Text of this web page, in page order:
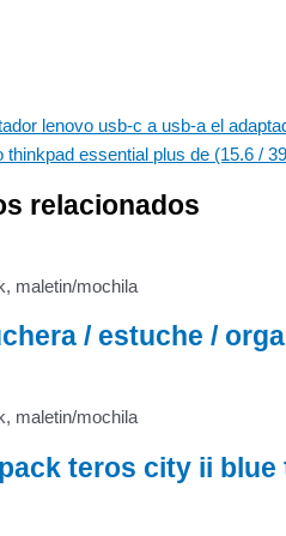
lenovo usb-c a usb-a el
thinkpad essential plus de (15.6 /
relacionados
maletin/mochila
/ estuche /
maletin/mochila
teros city ii blue